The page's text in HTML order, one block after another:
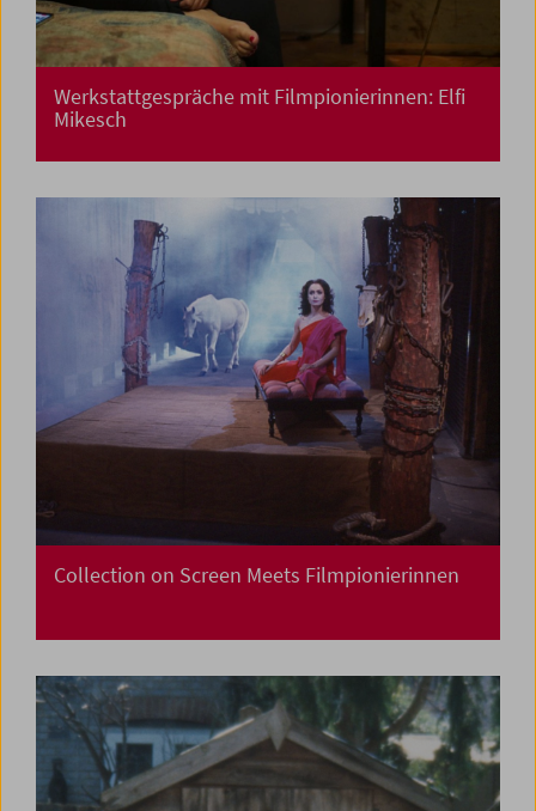
Werkstattgespräche mit Filmpionierinnen: Elfi
Mikesch
Collection on Screen Meets Filmpionierinnen